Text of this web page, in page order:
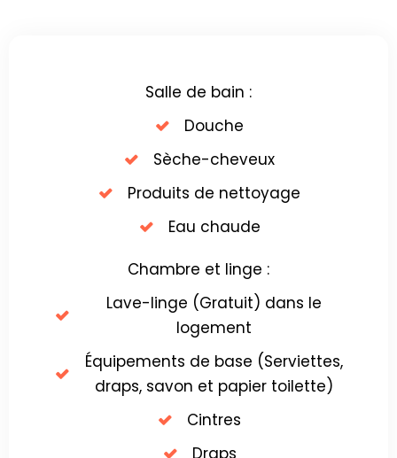
Salle de bain :
Douche
Sèche-cheveux
Produits de nettoyage
Eau chaude
Chambre et linge :
Lave-linge (Gratuit) dans le
logement
Équipements de base (Serviettes,
draps, savon et papier toilette)
Cintres